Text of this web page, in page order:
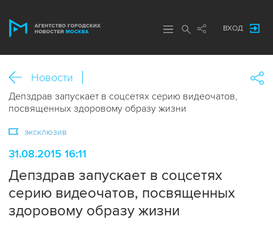
ВХОД
Новости
Депздрав запускает в соцсетях серию видеочатов,
посвященных здоровому образу жизни
эксклюзив
31.08.2015 16:11
Депздрав запускает в соцсетях
серию видеочатов, посвященных
здоровому образу жизни